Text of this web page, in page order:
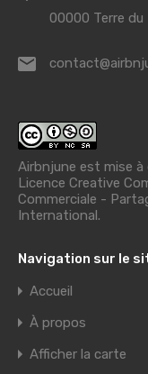
00000 Terre du
Airbnjune est mise
Licence Creative
Commerciale -
International.
Navigation sur le
Accueil
À propos
Afficher la carte